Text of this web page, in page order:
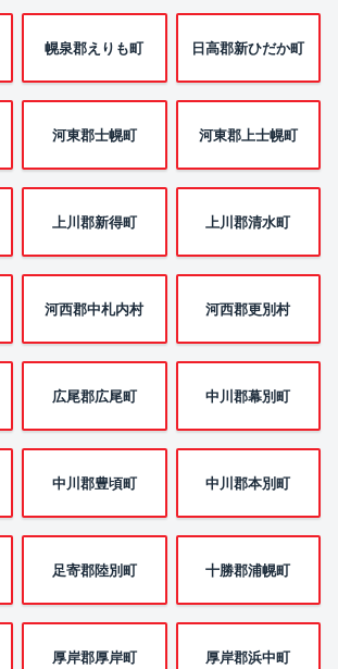
幌泉郡えりも町 日高郡新ひだか町
河東郡士幌町 河東郡上士幌町
上川郡新得町 上川郡清水町
河西郡中札内村 河西郡更別村
広尾郡広尾町 中川郡幕別町
中川郡豊頃町 中川郡本別町
足寄郡陸別町 十勝郡浦幌町
厚岸郡厚岸町 厚岸郡浜中町